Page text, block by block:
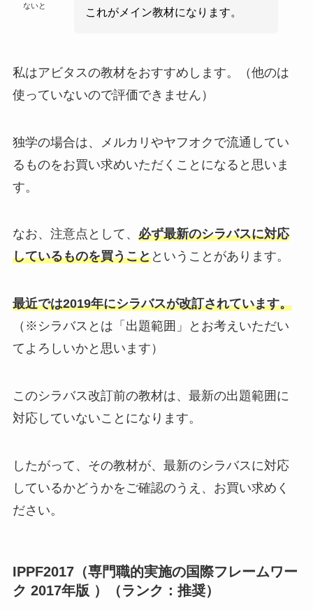
ないと
これがメイン教材になります。
私はアビタスの教材をおすすめします。（他のは
使っていないので評価できません）
独学の場合は、メルカリやヤフオクで流通してい
るものをお買い求めいただくことになると思いま
す。
なお、注意点として、 必ず最新のシラバスに対応
しているものを買うことということがあります。
最近では2019年にシラバスが改訂されています。
（※シラバスとは「出題範囲」とお考えいただい
てよろしいかと思います）
このシラバス改訂前の教材は、最新の出題範囲に
対応していないことになります。
したがって、その教材が、最新のシラバスに対応
しているかどうかをご確認のうえ、お買い求めく
ださい。
IPPF2017（専門職的実施の国際フレームワー
ク 2017年版 ）（ランク：推奨）